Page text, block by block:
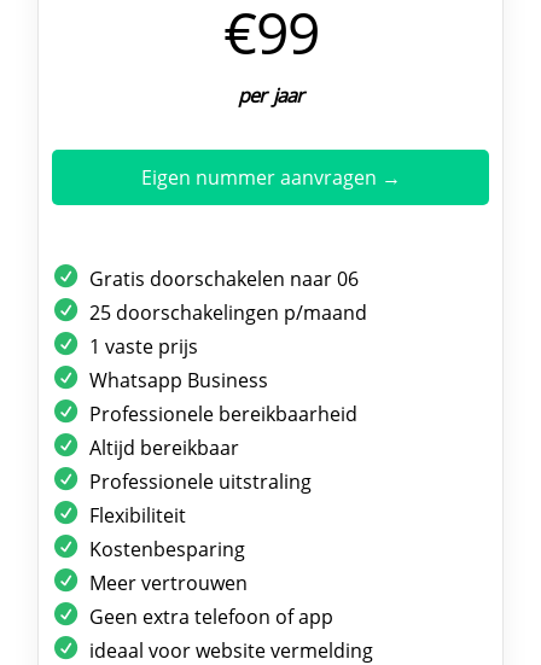
€99
per jaar
Eigen nummer aanvragen →
Gratis doorschakelen naar 06
25 doorschakelingen p/maand
1 vaste prijs
Whatsapp Business
Professionele bereikbaarheid
Altijd bereikbaar
Professionele uitstraling
Flexibiliteit
Kostenbesparing
Meer vertrouwen
Geen extra telefoon of app
ideaal voor website vermelding